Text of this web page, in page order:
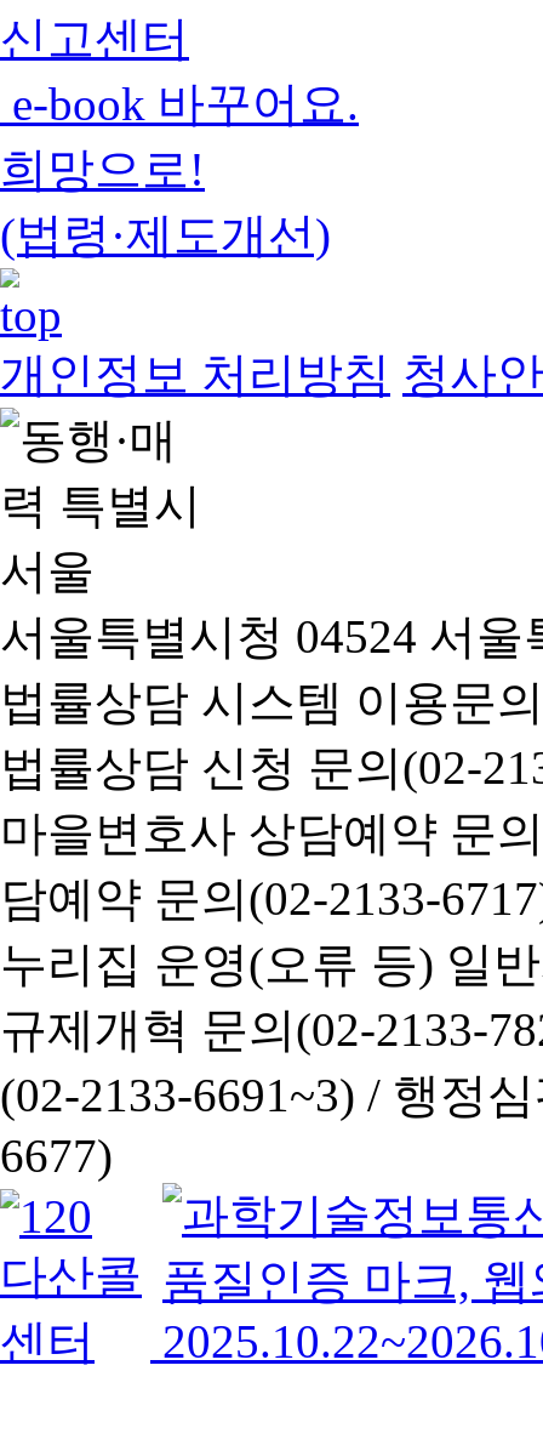
신고센터
e-book 바꾸어요.
희망으로!
(법령·제도개선)
개인정보 처리방침 청사
서울특별시청 04524 서
법률상담 시스템 이용문
법률상담 신청 문의(02-
마을변호사 상담예약 문
담예약 문의(02-2133-
누리집 운영(오류 등) 일
규제개혁 문의(02-2133-
(02-2133-6691~3) / 행정심
6677)